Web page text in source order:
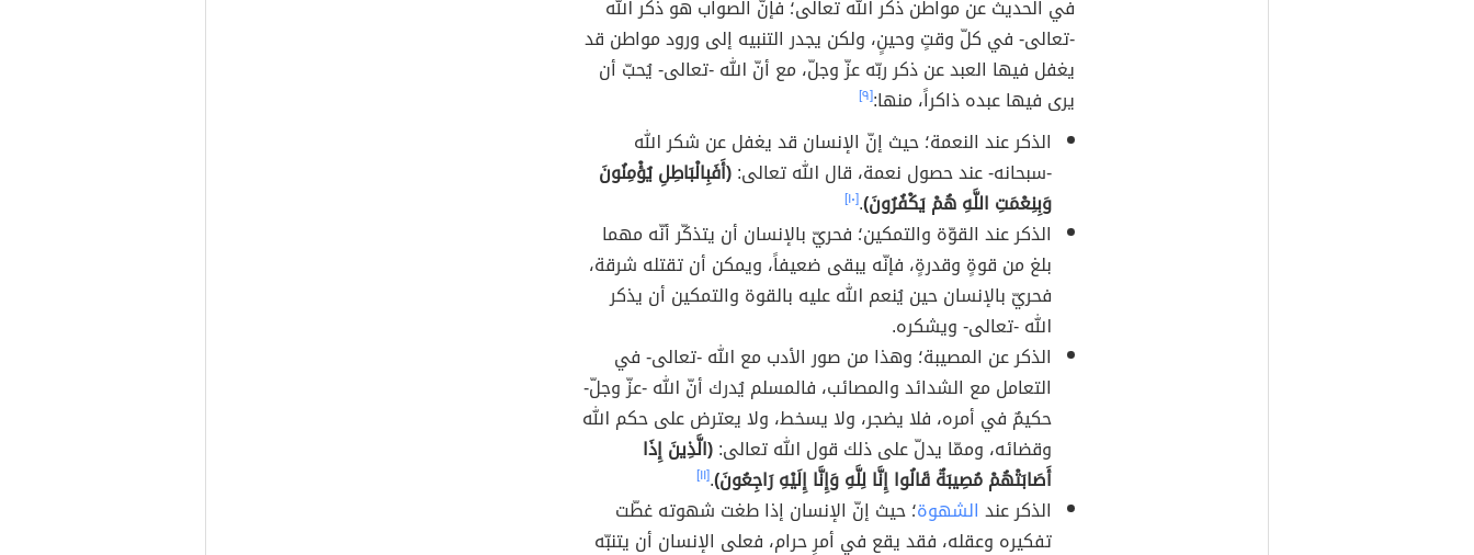
في الحديث عن مواطن ذكر الله تعالى؛ فإنّ الصواب هو ذكر الله
-تعالى- في كلّ وقتٍ وحينٍ، ولكن يجدر التنبيه إلى ورود مواطن قد
يغفل فيها العبد عن ذكر ربّه عزّ وجلّ، مع أنّ الله -تعالى- يُحبّ أن
يرى فيها عبده ذاكراً، منها:[٩]
الذكر عند النعمة؛ حيث إنّ الإنسان قد يغفل عن شكر الله
-سبحانه- عند حصول نعمة، قال الله تعالى:(أَفَبِالْبَاطِلِ يُؤْمِنُونَ
وَبِنِعْمَتِ اللَّهِ هُمْ يَكْفُرُونَ).[١٠]
الذكر عند القوّة والتمكين؛ فحريّ بالإنسان أن يتذكّر أنّه مهما
بلغ من قوةٍ وقدرةٍ، فإنّه يبقى ضعيفاً، ويمكن أن تقتله شرقة،
فحريّ بالإنسان حين يُنعم الله عليه بالقوة والتمكين أن يذكر
الله -تعالى- ويشكره.
الذكر عن المصيبة؛ وهذا من صور الأدب مع الله -تعالى- في
التعامل مع الشدائد والمصائب، فالمسلم يُدرك أنّ الله -عزّ وجلّ-
حكيمٌ في أمره، فلا يضجر، ولا يسخط، ولا يعترض على حكم الله
وقضائه، وممّا يدلّ على ذلك قول الله تعالى:(الَّذِينَ إِذَا
أَصَابَتْهُمْ مُصِيبَةٌ قَالُوا إِنَّا لِلَّهِ وَإِنَّا إِلَيْهِ رَاجِعُونَ).[١١]
الذكر عند الشهوة؛ حيث إنّ الإنسان إذا طغت شهوته غطّت
تفكيره وعقله، فقد يقع في أمرٍ حرام، فعلى الإنسان أن يتنبّه